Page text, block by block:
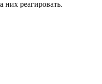
них реагировать.